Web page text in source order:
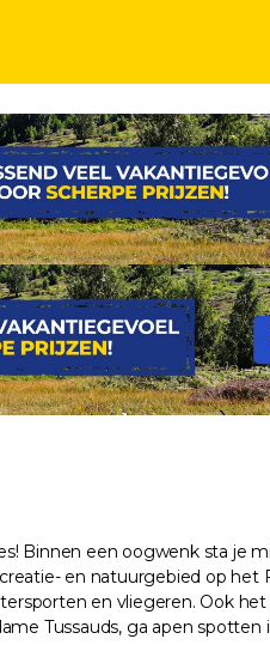
Binnen een oogwenk sta je
en natuurgebied op het
en vliegeren. Ook
Tussauds, ga apen spotten